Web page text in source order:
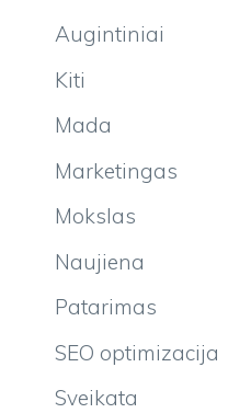
Augintiniai
Kiti
Mada
Marketingas
Mokslas
Naujiena
Patarimas
SEO optimizacija
Sveikata